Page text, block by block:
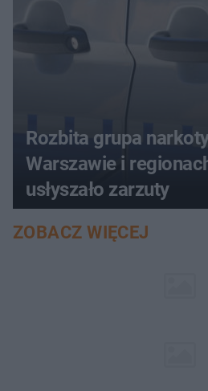
Rozbita grupa
Warszawie i
usłyszało zarzuty
ZOBACZ WIĘCEJ